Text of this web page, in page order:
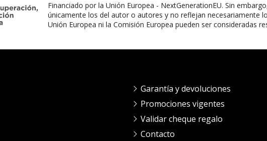
Financiado por la Unión Europea - NextGenerationEU. Sin
únicamente los del autor o autores y no reflejan necesariamente
Unión Europea ni la Comisión Europea pueden ser consideradas
Garantía y devoluciones
Promociones vigentes
Validar cheque regalo
Contacto